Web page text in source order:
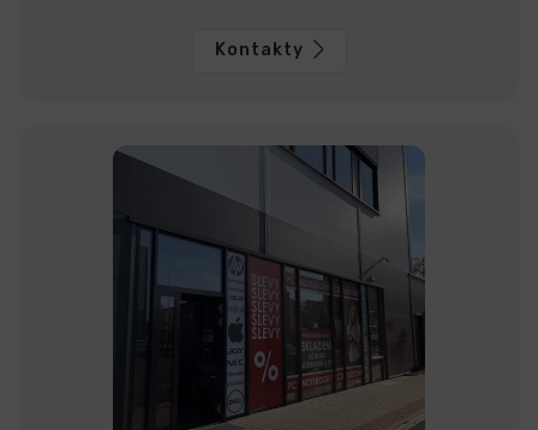
Kontakty